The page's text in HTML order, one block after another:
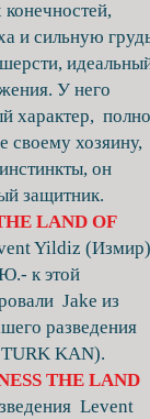
и сильную грудь,
идеальный
У него
характер, полное
своему хозяину,
он
защитник.
LAND OF
Yildiz (Измир))
к этой
Jake из
разведения
KAN).
THE LAND
Levent